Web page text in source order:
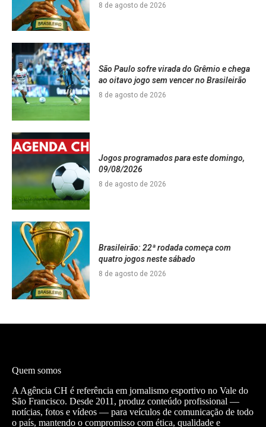
8 de agosto de 2026
São Paulo sofre virada do Grêmio e chega
ao oitavo jogo sem vencer no Brasileirão
8 de agosto de 2026
Jogos programados para este domingo,
09/08/2026
8 de agosto de 2026
Brasileirão: 22ª rodada começa com
quatro jogos neste sábado
8 de agosto de 2026
Quem somos
A Agência CH é referência em jornalismo esportivo no Vale do
São Francisco. Desde 2011, produz conteúdo profissional —
notícias, fotos e vídeos — para veículos de comunicação de todo
o país, mantendo o compromisso com ética, qualidade e